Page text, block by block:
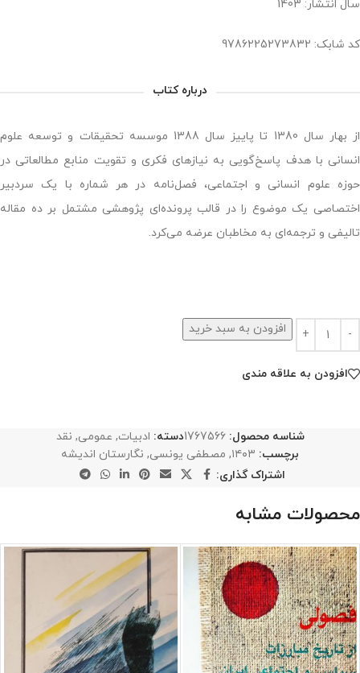
سال انتشار: 1403
کد شابک: 9786225273832
درباره کتاب
از بهار سال 1380 تا پاییز سال 1388 موسسه تحقیقات و توسعه علوم
انسانی با هدف پاسخ‌گویی به نیازهای فکری و تقویت منابع مطالعاتی در
حوزه علوم انسانی و اجتماعی، فصل‌نامه در هر شماره با یک سردبیر
اختصاصی یک موضوع را در قالب پرونده‌ای پژوهشی مشتمل بر ده مقاله
تالیفی و ترجمه‌ای به مخاطبان عرضه می‌کرد.
افزودن به سبد خرید
افزودن به علاقه مندی
شناسه محصول:1767566دسته: ادبیات, عمومی, نقد
برچسب: ۱۴۰۳, مصطفی یونسی, نگارستان اندیشه
اشتراک گذاری:
محصولات مشابه